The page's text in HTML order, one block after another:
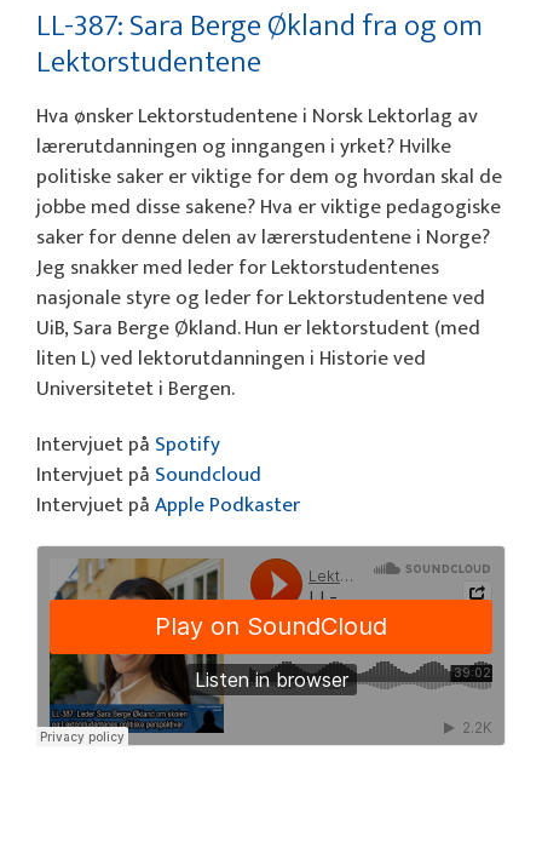
LL-387: Sara Berge Økland fra og om
Lektorstudentene
Hva ønsker Lektorstudentene i Norsk Lektorlag av
lærerutdanningen og inngangen i yrket? Hvilke
politiske saker er viktige for dem og hvordan skal de
jobbe med disse sakene? Hva er viktige pedagogiske
saker for denne delen av lærerstudentene i Norge?
Jeg snakker med leder for Lektorstudentenes
nasjonale styre og leder for Lektorstudentene ved
UiB, Sara Berge Økland. Hun er lektorstudent (med
liten L) ved lektorutdanningen i Historie ved
Universitetet i Bergen.
Intervjuet på Spotify
Intervjuet på Soundcloud
Intervjuet påApple Podkaster